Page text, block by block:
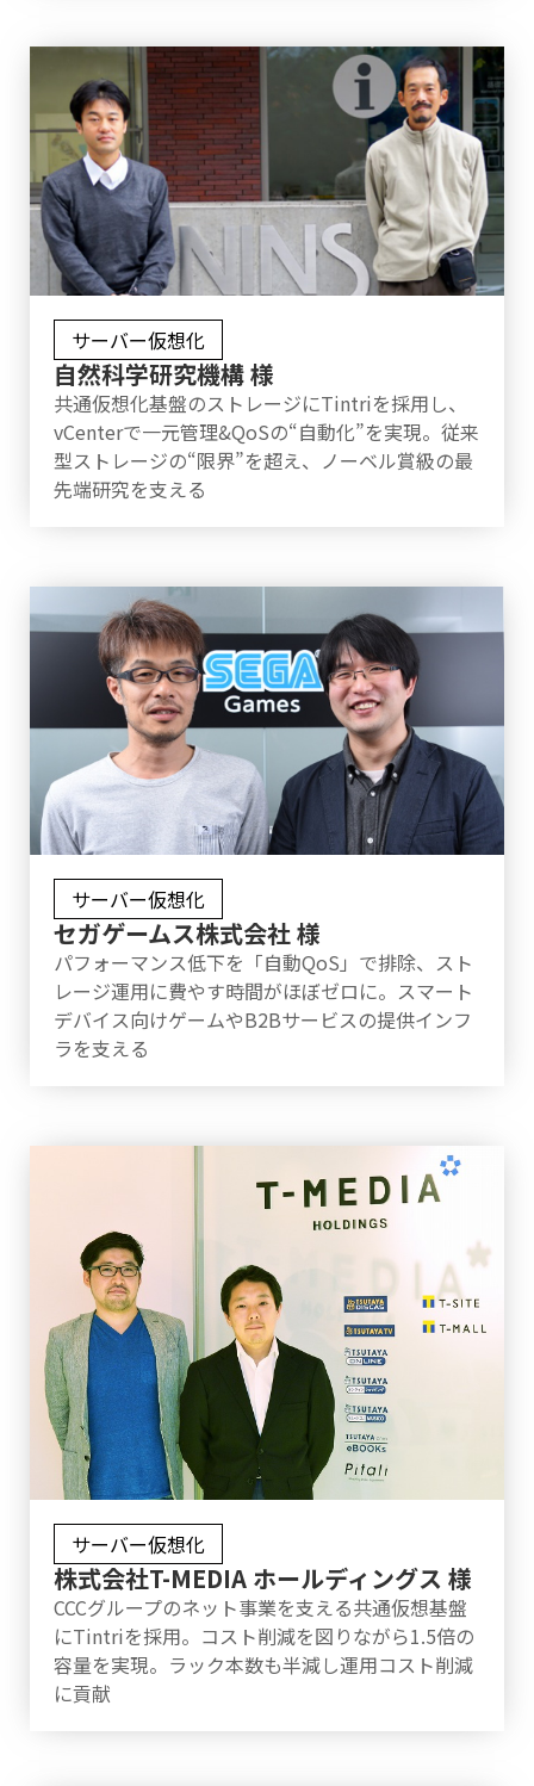
サーバー仮想化
自然科学研究機構 様
共通仮想化基盤のストレージにTintriを採用し、
vCenterで一元管理&QoSの“自動化”を実現。従来
型ストレージの“限界”を超え、ノーベル賞級の最
先端研究を支える
サーバー仮想化
セガゲームス株式会社 様
パフォーマンス低下を「自動QoS」で排除、スト
レージ運用に費やす時間がほぼゼロに。スマート
デバイス向けゲームやB2Bサービスの提供インフ
ラを支える
サーバー仮想化
株式会社T-MEDIA ホールディングス 様
CCCグループのネット事業を支える共通仮想基盤
にTintriを採用。コスト削減を図りながら1.5倍の
容量を実現。ラック本数も半減し運用コスト削減
に貢献